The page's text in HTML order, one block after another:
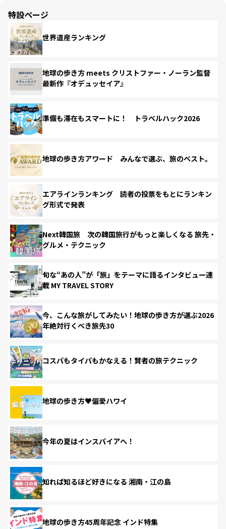
特設ページ
世界遺産ランキング
地球の歩き方 meets クリストファー・ノーラン監督
最新作『オデュッセイア』
準備も滞在もスマートに！ トラベルハック2026
地球の歩き方アワード みんなで選ぶ、旅のベスト。
エアラインランキング 読者の投票をもとにランキン
グ形式で発表
Next韓国旅 次の韓国旅行がもっと楽しくなる 旅先・
グルメ・テクニック
旬な“あの人”が「旅」をテーマに語るインタビュー連
載 MY TRAVEL STORY
今、こんな旅がしてみたい！地球の歩き方が選ぶ2026
年絶対行くべき旅先30
コスパもタイパもかなえる！賢者の旅テクニック
地球の歩き方♥偏愛ハワイ
今年の夏はインスパイアへ！
知れば知るほど好きになる 湘南・江の島
地球の歩き方45周年記念 インド特集